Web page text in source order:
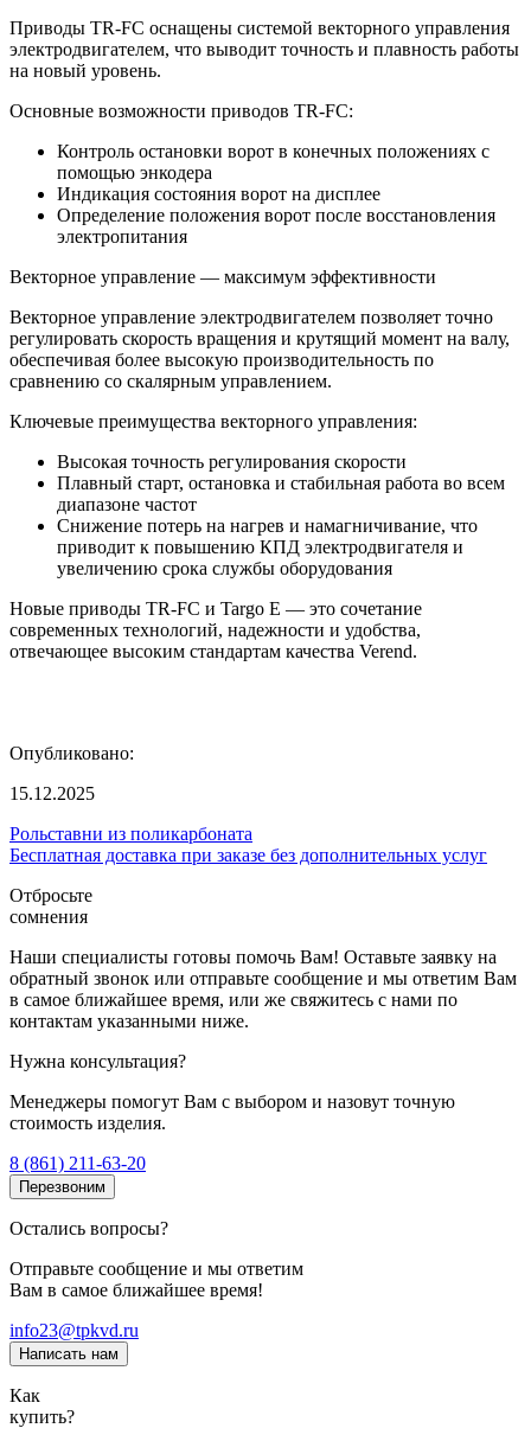
Приводы TR-FC оснащены системой векторного управления
электродвигателем, что выводит точность и плавность работы
на новый уровень.
Основные возможности приводов TR-FC:
Контроль остановки ворот в конечных положениях с
помощью энкодера
Индикация состояния ворот на дисплее
Определение положения ворот после восстановления
электропитания
Векторное управление — максимум эффективности
Векторное управление электродвигателем позволяет точно
регулировать скорость вращения и крутящий момент на валу,
обеспечивая более высокую производительность по
сравнению со скалярным управлением.
Ключевые преимущества векторного управления:
Высокая точность регулирования скорости
Плавный старт, остановка и стабильная работа во всем
диапазоне частот
Снижение потерь на нагрев и намагничивание, что
приводит к повышению КПД электродвигателя и
увеличению срока службы оборудования
Новые приводы TR-FC и Targo E — это сочетание
современных технологий, надежности и удобства,
отвечающее высоким стандартам качества Verend.
Опубликовано:
15.12.2025
Рольставни из поликарбоната
Бесплатная доставка при заказе без дополнительных услуг
Отбросьте
сомнения
Наши специалисты готовы помочь Вам! Оставьте заявку на
обратный звонок или отправьте сообщение и мы ответим Вам
в самое ближайшее время, или же свяжитесь с нами по
контактам указанными ниже.
Нужна консультация?
Менеджеры помогут Вам с выбором и назовут точную
стоимость изделия.
8 (861) 211-63-20
Перезвоним
Остались вопросы?
Отправьте сообщение и мы ответим
Вам в самое ближайшее время!
info23@tpkvd.ru
Написать нам
Как
купить?